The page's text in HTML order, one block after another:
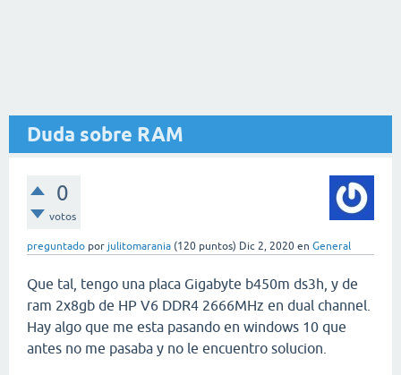
Duda sobre RAM
0
votos
preguntado por julitomarania (120 puntos) Dic 2, 2020 en General
Que tal, tengo una placa Gigabyte b450m ds3h, y de
ram 2x8gb de HP V6 DDR4 2666MHz en dual channel.
Hay algo que me esta pasando en windows 10 que
antes no me pasaba y no le encuentro solucion.